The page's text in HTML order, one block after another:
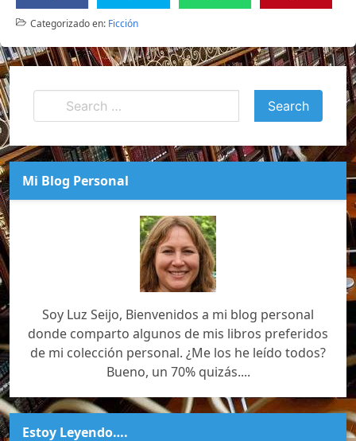
Categorizado en: Ficción
Mi Blog Personal
Soy Luz Seijo, Bienvenidos a mi blog personal
donde comparto algunos de mis libros preferidos
de mi colección personal. ¿Me los he leído todos?
Bueno, un 70% quizás....
Estoy Leyendo….